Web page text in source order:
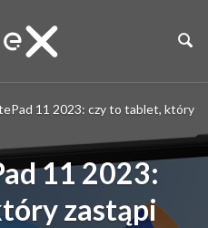
11 2023: czy to tablet, który
11 2023:
zastąpi